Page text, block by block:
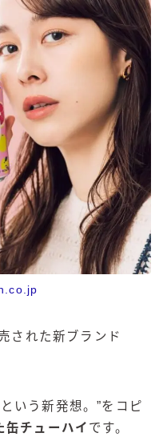
された新ブランド
いう新発想。”をコピ
缶チューハイ です。